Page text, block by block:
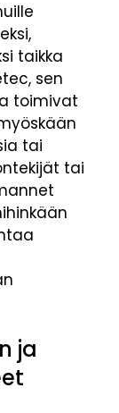
taikka
sen
toimivat
tai
tai
ja